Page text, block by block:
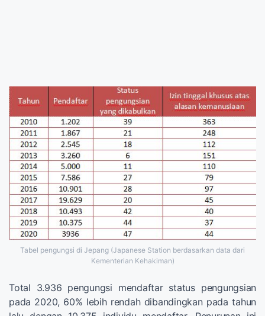
Tabel pengungsi di Jepang (Japanese Station berdasarkan data dari
Kementerian Kehakiman)
Total 3.936 pengungsi mendaftar status pengungsian
pada 2020, 60% lebih rendah dibandingkan pada tahun